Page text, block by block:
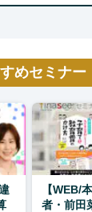
めセミナー
【WEB/
者・前田